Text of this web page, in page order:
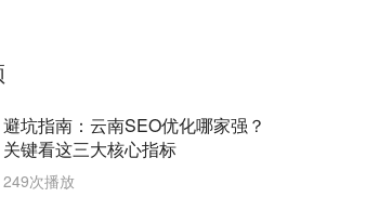
避坑指南：云南SEO优化哪家强？
关键看这三大核心指标
249次播放